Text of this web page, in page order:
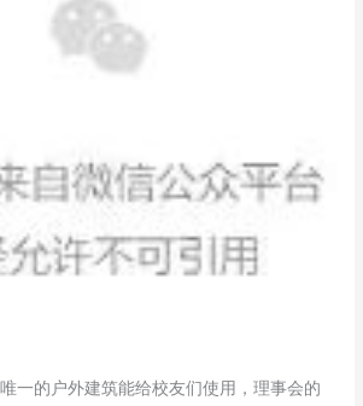
一的户外建筑能给校友们使用，理事会的